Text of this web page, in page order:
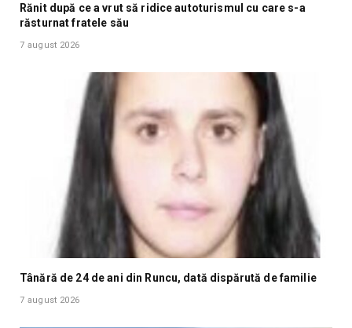
Rănit după ce a vrut să ridice autoturismul cu care s-a
răsturnat fratele său
7 august 2026
Tânără de 24 de ani din Runcu, dată dispărută de familie
7 august 2026